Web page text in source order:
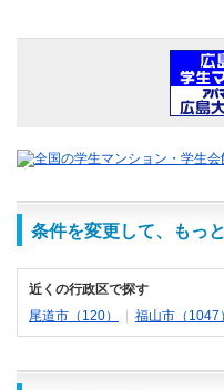
条件を変更して、もっ
近くの行政区で探す
尾道市（120）
福山市（1047）